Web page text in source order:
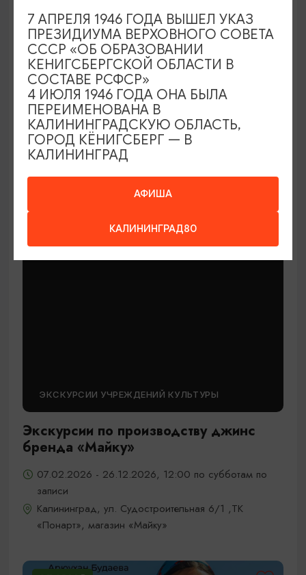
МАСТЕР-КЛАССЫ
Мастер-классы по керамике Елены
Бодяковой
Калининград, ул. Баранова, 45
ЭКСКУРСИИ УЧРЕЖДЕНИЙ КУЛЬТУРЫ
Экскурсии по производству джинс
бренда «Майку»
07.02.2026 - 26.12.2026, 12:00 по субботам по
записи
Калининград, ул. Судостроительная 6/1 ,ТК
«Понарт», магазин «Майку»
АФИША
КАЛИНИНГРАД80
7 АПРЕЛЯ 1946 ГОДА ВЫШЕЛ УКАЗ
ПРЕЗИДИУМА ВЕРХОВНОГО СОВЕТА
СССР «ОБ ОБРАЗОВАНИИ
КЕНИГСБЕРГСКОЙ ОБЛАСТИ В
СОСТАВЕ РСФСР»
4 ИЮЛЯ 1946 ГОДА ОНА БЫЛА
ПЕРЕИМЕНОВАНА В
КАЛИНИНГРАДСКУЮ ОБЛАСТЬ,
ГОРОД КЁНИГСБЕРГ — В
КАЛИНИНГРАД